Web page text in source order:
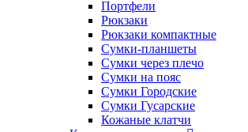
Портфели
Рюкзаки
Рюкзаки компактные
Сумки-планшеты
Сумки через плечо
Сумки на пояс
Сумки Городские
Сумки Гусарские
Кожаные клатчи